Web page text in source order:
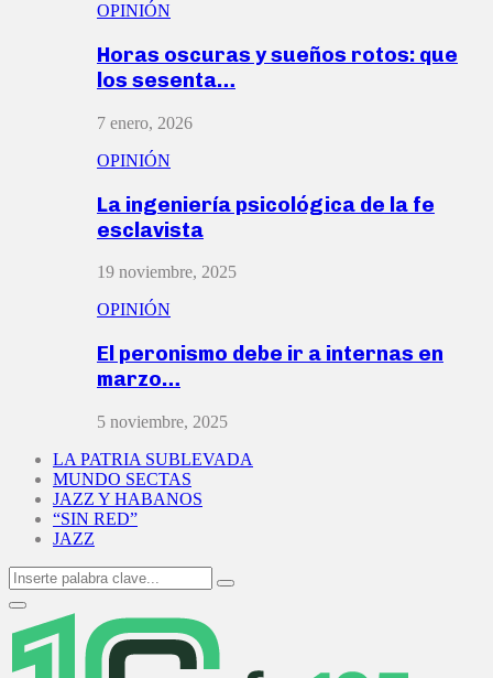
OPINIÓN
Horas oscuras y sueños rotos: que
los sesenta…
7 enero, 2026
OPINIÓN
La ingeniería psicológica de la fe
esclavista
19 noviembre, 2025
OPINIÓN
El peronismo debe ir a internas en
marzo…
5 noviembre, 2025
LA PATRIA SUBLEVADA
MUNDO SECTAS
JAZZ Y HABANOS
“SIN RED”
JAZZ
Search
for:
Search
Primary
Menu